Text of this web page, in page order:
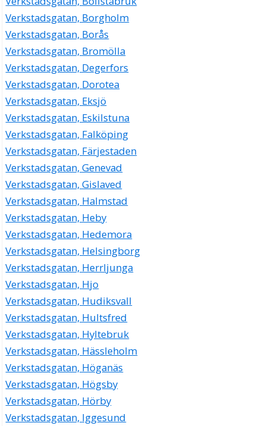
Verkstadsgatan 8, 23351 Svedala
Verkstadsgatan, Borgholm
Verkstadsgatan, Borås
Verkstadsgatan, Bromölla
Verkstadsgatan, Degerfors
Verkstadsgatan, Dorotea
Verkstadsgatan, Eksjö
Verkstadsgatan, Eskilstuna
Verkstadsgatan, Falköping
Verkstadsgatan, Färjestaden
Verkstadsgatan, Genevad
Verkstadsgatan, Gislaved
Verkstadsgatan, Halmstad
Verkstadsgatan, Heby
Verkstadsgatan, Hedemora
Verkstadsgatan, Helsingborg
Verkstadsgatan, Herrljunga
Verkstadsgatan, Hjo
Verkstadsgatan, Hudiksvall
Verkstadsgatan, Hultsfred
Verkstadsgatan, Hyltebruk
Verkstadsgatan, Hässleholm
Verkstadsgatan, Höganäs
Verkstadsgatan, Högsby
Verkstadsgatan, Hörby
Verkstadsgatan, Iggesund